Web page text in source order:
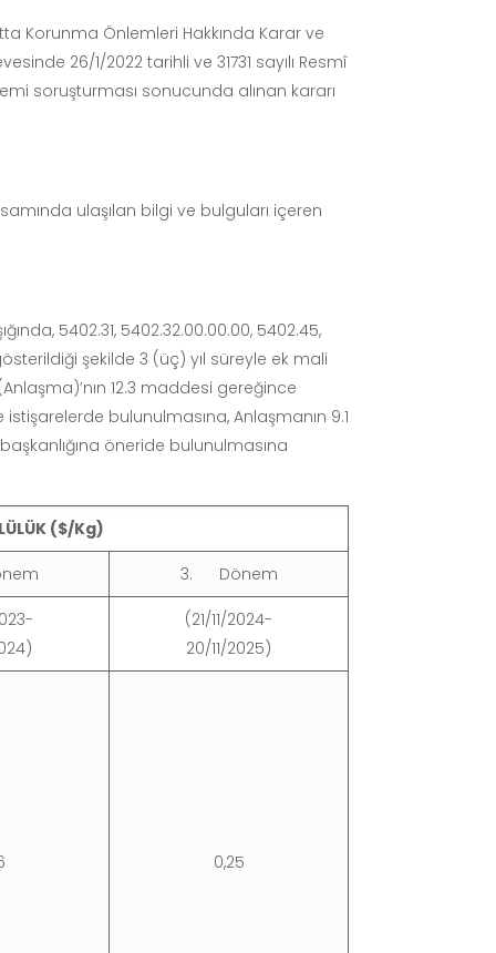
Korunma Önlemleri Hakkında Karar ve
26/1/2022 tarihli ve 31731 sayılı Resmî
soruşturması sonucunda alınan kararı
ulaşılan bilgi ve bulguları içeren
5402.31, 5402.32.00.00.00, 5402.45,
şekilde 3 (üç) yıl süreyle ek mali
12.3 maddesi gereğince
bulunulmasına, Anlaşmanın 9.1
öneride bulunulmasına
($/Kg)
3. Dönem
(21/11/2024-
20/11/2025)
0,25